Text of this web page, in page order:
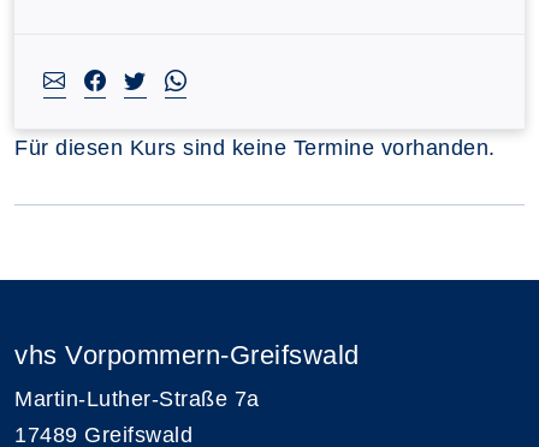
Für diesen Kurs sind keine Termine vorhanden.
vhs Vorpommern-Greifswald
Martin-Luther-Straße 7a
17489 Greifswald